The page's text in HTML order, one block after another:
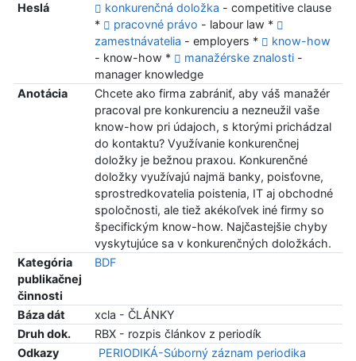
Heslá
konkurenčná doložka - competitive clause
*
pracovné právo - labour law *
zamestnávatelia - employers *
know-how
- know-how *
manažérske znalosti-
manager knowledge
Anotácia
Chcete ako firma zabrániť, aby váš manažér
pracoval pre konkurenciu a nezneužil vaše
know-how pri údajoch, s ktorými prichádzal
do kontaktu? Využívanie konkurenčnej
doložky je bežnou praxou. Konkurenčné
doložky využívajú najmä banky, poisťovne,
sprostredkovatelia poistenia, IT aj obchodné
spoločnosti, ale tiež akékoľvek iné firmy so
špecifickým know-how. Najčastejšie chyby
vyskytujúce sa v konkurenčných doložkách.
Kategória
publikačnej
činnosti
BDF
Báza dát
xcla - ČLÁNKY
Druh dok.
RBX - rozpis článkov z periodík
Odkazy
PERIODIKÁ-Súborný záznam periodika